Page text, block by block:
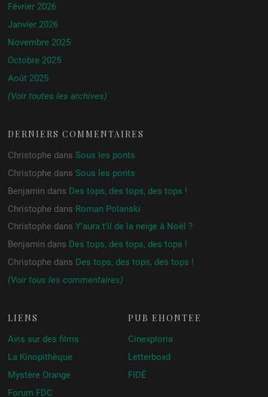
Février 2026
Janvier 2026
Novembre 2025
Octobre 2025
Août 2025
(Voir toutes les archives)
DERNIERS COMMENTAIRES
Christophe dans Sous les ponts
Christophe dans Sous les ponts
Benjamin dans Des tops, des tops, des tops !
Christophe dans Roman Polanski
Christophe dans Y’aura t’il de la neige à Noël ?
Benjamin dans Des tops, des tops, des tops !
Christophe dans Des tops, des tops, des tops !
(Voir tous les commentaires)
LIENS
Avis sur des films
La Kinopithèque
Mystère Orange
Forum FDC
PUB ÉHONTÉE
Cinexploria
Letterboxd
FIDÉ